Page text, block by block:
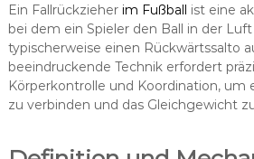
Ein Fallrückzieher im Fußball ist eine
bei dem ein Spieler den Ball in der
typischerweise einen Rückwärtssalto
beeindruckende Technik erfordert
Körperkontrolle und Koordination,
zu verbinden und das Gleichgewicht